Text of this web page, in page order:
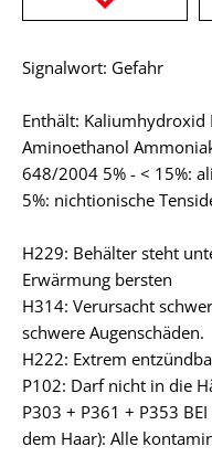
Signalwort: Gefahr
Enthält:
Aminoethanol
648/2004 5% - < 15%:
5%: nichtionische
H229: Behälter steht
Erwärmung bersten
H314: Verursacht
schwere Augenschäden.
H222: Extrem
P102: Darf nicht in die
P303 + P361 + P353 BEI
dem Haar): Alle